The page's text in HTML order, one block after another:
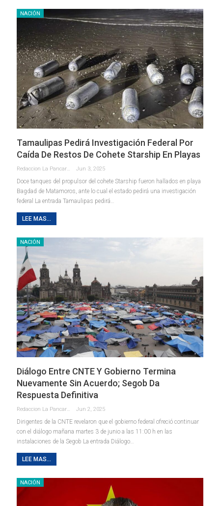
NACIÓN
Tamaulipas Pedirá Investigación Federal Por
Caída De Restos De Cohete Starship En Playas
Redaccion La Pancarta De Quintana Roo Jun 3, 2025
Doce tanques del propulsor del cohete Starship fueron hallados en playa
Bagdad de Matamoros, ante lo cual el estado pedirá una investigación
federal La entrada Tamaulipas pedirá…
LEE MAS...
NACIÓN
Diálogo Entre CNTE Y Gobierno Termina
Nuevamente Sin Acuerdo; Segob Da
Respuesta Definitiva
Redaccion La Pancarta De Quintana Roo Jun 2, 2025
Dirigentes de la CNTE revelaron que el gobierno federal ofreció continuar
con el diálogo mañana martes 3 de junio a las 11:00 h en las
instalaciones de la Segob La entrada Diálogo…
LEE MAS...
NACIÓN